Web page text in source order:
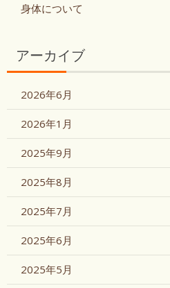
身体について
アーカイブ
2026年6月
2026年1月
2025年9月
2025年8月
2025年7月
2025年6月
2025年5月